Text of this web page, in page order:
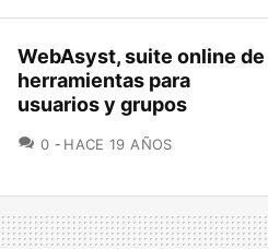
WebAsyst, suite online de
herramientas para
usuarios y grupos
0 COMENTARIOS
HACE 19 AÑOS